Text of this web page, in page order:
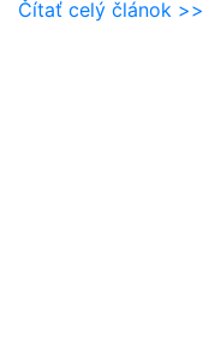
Čítať celý článok >>